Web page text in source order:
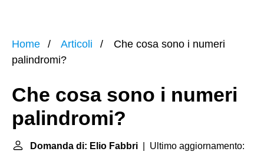
Home Articoli
Che cosa sono i numeri
palindromi?
Che cosa sono i numeri
palindromi?
Domanda di: Elio Fabbri | Ultimo aggiornamento: